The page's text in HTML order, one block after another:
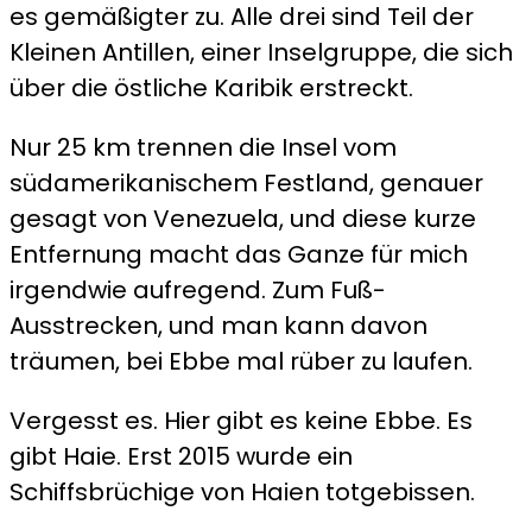
es gemäßigter zu. Alle drei sind Teil der
Kleinen Antillen, einer Inselgruppe, die sich
über die östliche Karibik erstreckt.
Nur 25 km trennen die Insel vom
südamerikanischem Festland, genauer
gesagt von Venezuela, und diese kurze
Entfernung macht das Ganze für mich
irgendwie aufregend. Zum Fuß-
Ausstrecken, und man kann davon
träumen, bei Ebbe mal rüber zu laufen.
Vergesst es. Hier gibt es keine Ebbe. Es
gibt Haie. Erst 2015 wurde ein
Schiffsbrüchige von Haien totgebissen.